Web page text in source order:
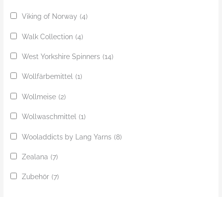
Viking of Norway (4)
Walk Collection (4)
West Yorkshire Spinners (14)
Wollfärbemittel (1)
Wollmeise (2)
Wollwaschmittel (1)
Wooladdicts by Lang Yarns (8)
Zealana (7)
Zubehör (7)